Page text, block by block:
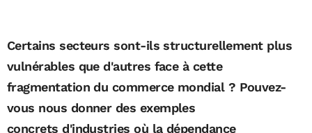
Certains secteurs sont-ils structurellement plus
vulnérables que d'autres face à cette
fragmentation du commerce mondial ? Pouvez-
vous nous donner des exemples
concrets d'industries où la dépendance